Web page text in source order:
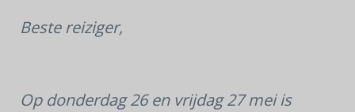
Beste reiziger,
Op donderdag 26 en vrijdag 27 mei is